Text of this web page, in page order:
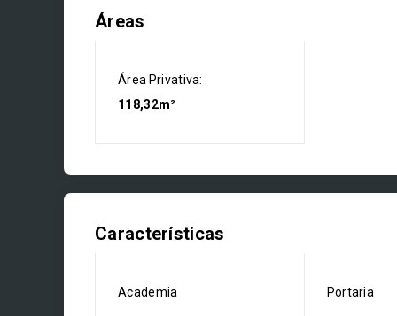
Áreas
Área Privativa:
118,32m²
Características
Academia Portaria